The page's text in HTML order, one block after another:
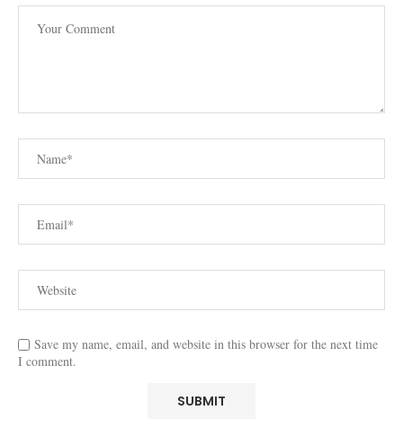
Save my name, email, and website in this browser for the next time
I comment.